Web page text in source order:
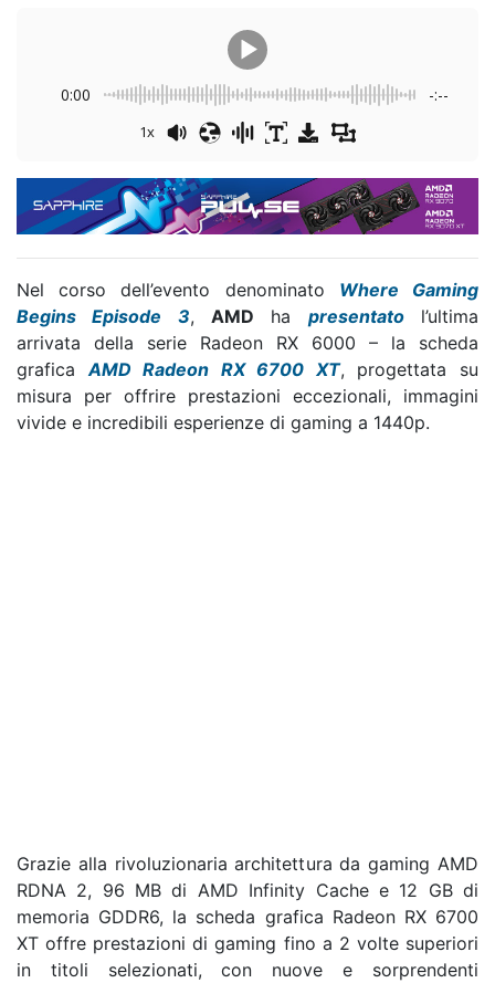
0:00 -:--
1x
Nel corso dell’evento denominato Where Gaming
Begins Episode 3,AMD ha presentatol’ultima
arrivata della serie Radeon RX 6000 – la scheda
graficaAMD Radeon RX 6700 XT, progettata su
misura per offrire prestazioni eccezionali, immagini
vivide e incredibili esperienze di gaming a 1440p.
Grazie alla rivoluzionaria architettura da gaming AMD
RDNA 2, 96 MB di AMD Infinity Cache e 12 GB di
memoria GDDR6, la scheda grafica Radeon RX 6700
XT offre prestazioni di gaming fino a 2 volte superiori
in titoli selezionati, con nuove e sorprendenti